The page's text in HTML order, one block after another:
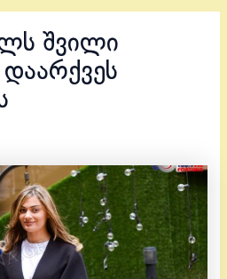
შვილი
დაარქვეს